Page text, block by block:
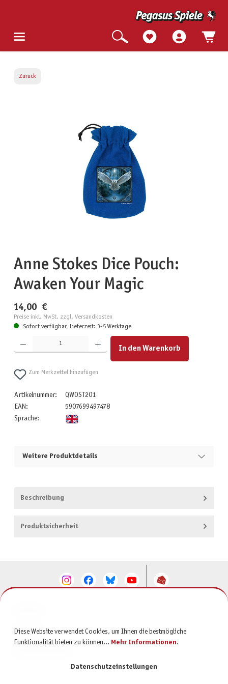
Zurück
Anne Stokes Dice Pouch:
Awaken Your Magic
14,00 €
Preise inkl. MwSt. zzgl. Versandkosten
Sofort verfügbar, Lieferzeit: 3-5 Werktage
Produkt Anzahl: Gib den gewünschten Wert ein oder benutze die Schaltflächen um die Anzahl zu
In den Warenkorb
Zum Merkzettel hinzufügen
Artikelnummer:
QWOST201
EAN:
5907699497478
Sprache:
Weitere Produktdetails
Beschreibung
Produktsicherheit
SERVICE
Diese Website verwendet Cookies, um Ihnen die bestmögliche
Funktionalität bieten zu können... Mehr Informationen.
Datenschutzeinstellungen